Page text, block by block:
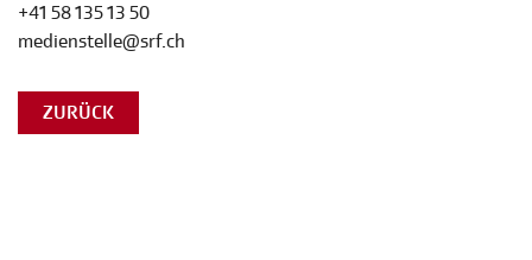
+41 58 135 13 50
medienstelle@srf.ch
ZURÜCK